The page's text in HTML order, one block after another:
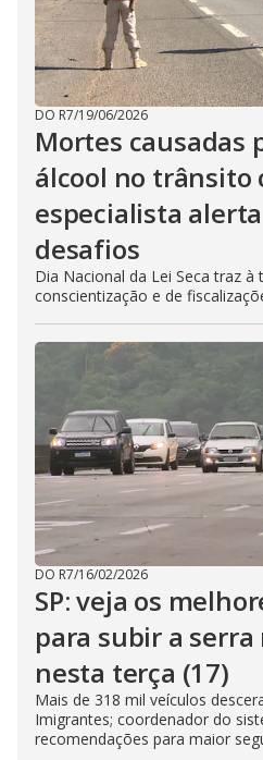
DO R7/19/06/2026
Mortes causadas
álcool no trânsito
especialista
desafios
Dia Nacional da Lei Seca traz
conscientização e de
DO R7/16/02/2026
SP: veja os
para subir a
nesta terça (17)
Mais de 318 mil veículos
Imigrantes; coordenador do
recomendações para maior